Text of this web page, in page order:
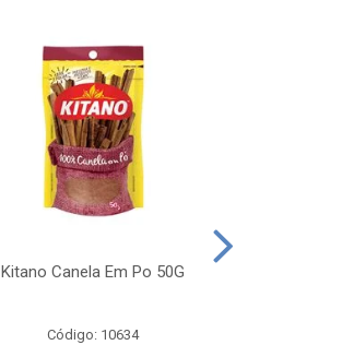
Kitano Canela Em Po 50G
Código: 10634